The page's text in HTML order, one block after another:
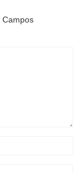
Campos